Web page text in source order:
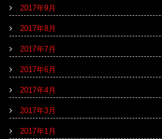
2017年9月
2017年8月
2017年7月
2017年6月
2017年4月
2017年3月
2017年1月